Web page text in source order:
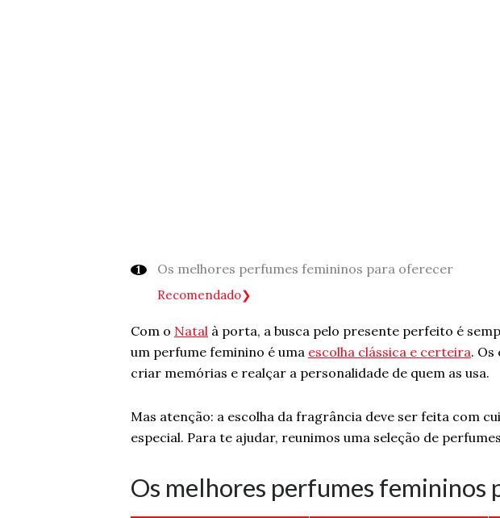
Os melhores perfumes femininos para oferecer
Recomendado
Com o Natal à porta, a busca pelo presente perfeito é
um perfume feminino é uma escolha clássica e certeira.
criar memórias e realçar a personalidade de quem as usa.
Mas atenção: a escolha da fragrância deve ser feita com
especial. Para te ajudar, reunimos uma seleção de
Os melhores perfumes femininos